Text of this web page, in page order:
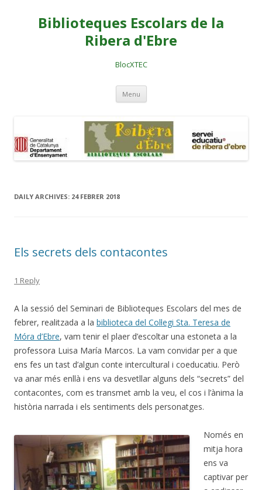
Biblioteques Escolars de la
Ribera d'Ebre
BlocXTEC
Menu Skip
content
DAILY ARCHIVES: 24 FEBRER 2018
Els secrets dels contacontes
1 Reply
A la sessió del Seminari de Biblioteques Escolars del mes de
febrer, realitzada a la biblioteca del Col·legi Sta. Teresa de
Móra d’Ebre, vam tenir el plaer d’escoltar una estoneta a la
professora Luisa María Marcos. La vam convidar per a que
ens fes un tast d’algun conte intercultural i coeducatiu. Però
va anar més enllà i ens va desvetllar alguns dels “secrets” del
contacontes, com es transmet amb la veu, el cos i l’ànima la
història narrada i els sentiments dels personatges.
Només en
mitja hora
ens va
captivar per